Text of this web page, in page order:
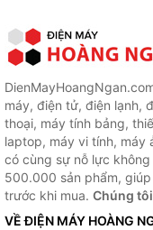
máy, điện tử, điện lạnh,
thoại, máy tính bảng,
laptop, máy vi tính, máy
có cùng sự nỗ lực
500.000 sản phẩm,
trước khi mua. Chúng
VỀ ĐIỆN MÁY HOÀNG